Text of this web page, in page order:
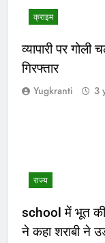
क्राइम
व्यापारी पर गोली
गिरफ्तार
Yugkranti 3
राज्य
school में भूत की
ने कहा शराबी ने